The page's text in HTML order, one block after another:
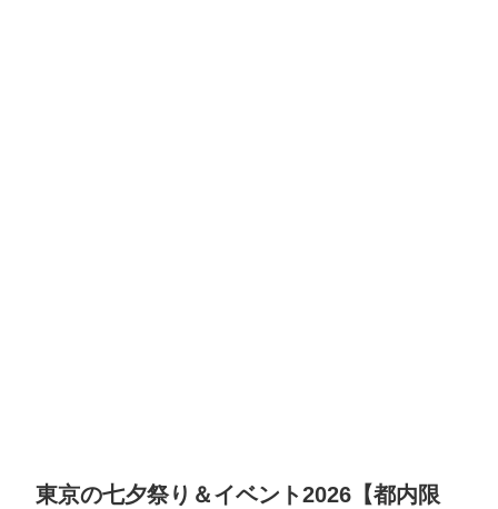
東京の七夕祭り＆イベント2026【都内限